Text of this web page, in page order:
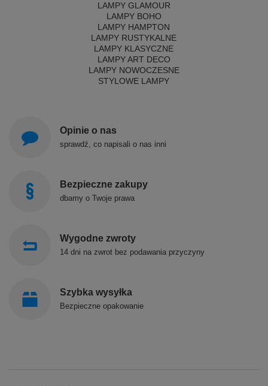
LAMPY GLAMOUR
LAMPY BOHO
LAMPY HAMPTON
LAMPY RUSTYKALNE
LAMPY KLASYCZNE
LAMPY ART DECO
LAMPY NOWOCZESNE
STYLOWE LAMPY
Opinie o nas
sprawdź, co napisali o nas inni
Bezpieczne zakupy
dbamy o Twoje prawa
Wygodne zwroty
14 dni na zwrot bez podawania przyczyny
Szybka wysyłka
Bezpieczne opakowanie